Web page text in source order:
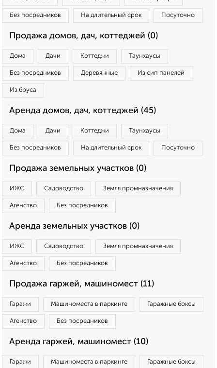
Без посредников На длительный срок Посуточно
Продажа домов, дач, коттеджей (0)
Дома Дачи Коттеджи Таунхаусы
Без посредников Деревянные Из сип панелей
Из бруса
Аренда домов, дач, коттеджей (45)
Дома Дачи Коттеджи Таунхаусы
Без посредников На длительный срок Посуточно
Продажа земельных участков (0)
ИЖС Садоводство Земля промназначения
Агенство Без посредников
Аренда земельных участков (0)
ИЖС Садоводство Земля промназначения
Агенство Без посредников
Продажа гаржей, машиномест (11)
Гаражи Машиноместа в паркинге Гаражные боксы
Агенство Без посредников
Аренда гаржей, машиномест (10)
Гаражи Машиноместа в паркинге Гаражные боксы